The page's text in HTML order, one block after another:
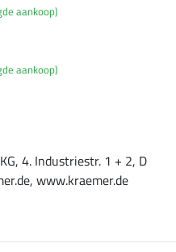
aankoop)
aankoop)
4. Industriestr. 1 + 2, D
www.kraemer.de